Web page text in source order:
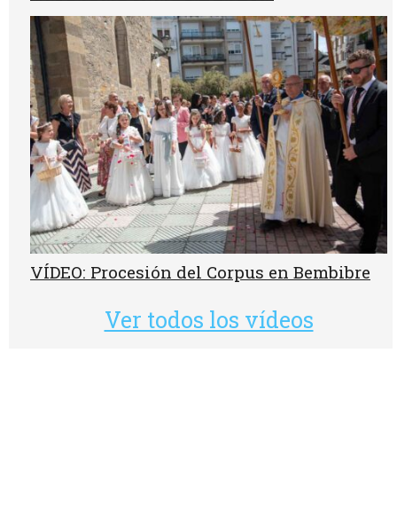
VÍDEO: Procesión del Corpus en Bembibre
Ver todos los vídeos